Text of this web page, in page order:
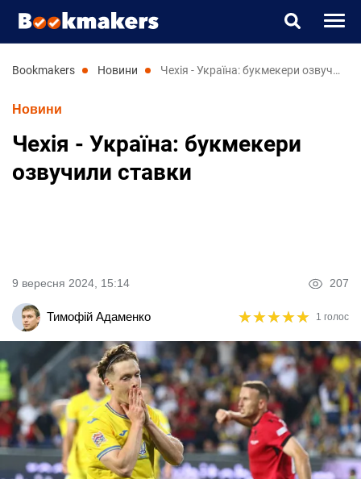
Букмекери
Казино
bookmakers новини Чехія - Україна: букмекери озвучили ставки
Новини
Чехія - Україна: букмекери
озвучили ставки
9 вересня 2024, 15:14 207
Тимофій Адаменко ★★★★★
★★★★★ 1 голос